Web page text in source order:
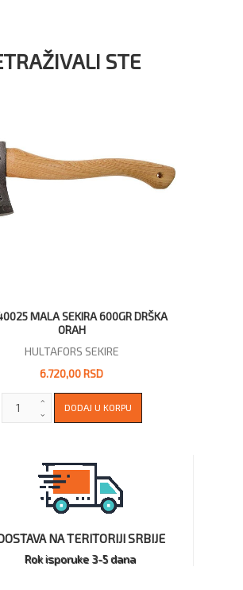
STE
MALA SEKIRA 600GR DRŠKA
ORAH
HULTAFORS SEKIRE
6.720,00 RSD
NA TERITORIJI SRBIJE
Rok isporuke 3-5 dana